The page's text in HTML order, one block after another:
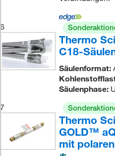
6
Thermo
C18-
Säulenformat:
Säulenphase:
7
Thermo
GOLD™
mit